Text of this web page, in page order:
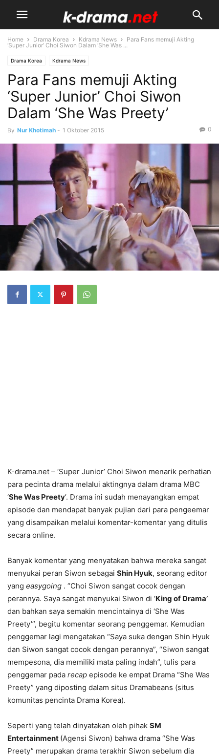
Home Drama Korea Kdrama News
Para Fans memuji Akting
‘Super Junior’ Choi Siwon Dalam ‘She Was ...
Drama Korea Kdrama News
Para Fans memuji Akting
‘Super Junior’ Choi Siwon
Dalam ‘She Was Preety’
By Nur Khotimah - 1 Oktober 2015 0
K-drama.net – ‘Super Junior’ Choi Siwon menarik perhatian
para pecinta drama melalui aktingnya dalam drama MBC
‘She Was Preety’. Drama ini sudah menayangkan empat
episode dan mendapat banyak pujian dari para pengeemar
yang disampaikan melalui komentar-komentar yang ditulis
secara online.
Banyak komentar yang menyatakan bahwa mereka sangat
menyukai peran Siwon sebagai Shin Hyuk, seorang editor
yang easygoing . “Choi Siwon sangat cocok dengan
perannya. Saya sangat menyukai Siwon di ‘King of Drama’
dan bahkan saya semakin mencintainya di ‘She Was
Preety’”, begitu komentar seorang penggemar. Kemudian
penggemar lagi mengatakan “Saya suka dengan Shin Hyuk
dan Siwon sangat cocok dengan perannya”, “Siwon sangat
mempesona, dia memiliki mata paling indah”, tulis para
penggemar pada recap episode ke empat Drama “She Was
Preety” yang diposting dalam situs Dramabeans (situs
komunitas pencinta Drama Korea).
Seperti yang telah dinyatakan oleh pihak SM
Entertainment (Agensi Siwon) bahwa drama “She Was
Preety” merupakan drama terakhir Siwon sebelum dia